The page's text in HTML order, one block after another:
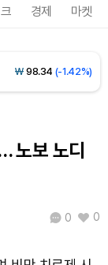
경제 마켓
₩ 98.34 (-1.42%)
노보 노디
0 0